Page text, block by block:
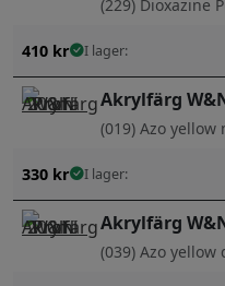
(229) Dioxazine
410 kr I lager:
Akrylfärg
(019) Azo yellow
330 kr I lager:
Akrylfärg
(039) Azo yellow